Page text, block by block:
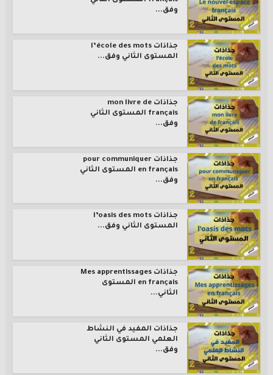
وفق...
جذاذات l’école des mots
المستوى الثاني وفق...
جذاذات mon livre de
français المستوى الثاني
وفق...
جذاذات pour communiquer
en français المستوى الثاني
وفق...
جذاذات l’oasis des mots
المستوى الثاني وفق...
جذاذات Mes apprentissages
en français المستوى
الثاني...
جذاذات المفيد في النشاط
العلمي المستوى الثاني
وفق...